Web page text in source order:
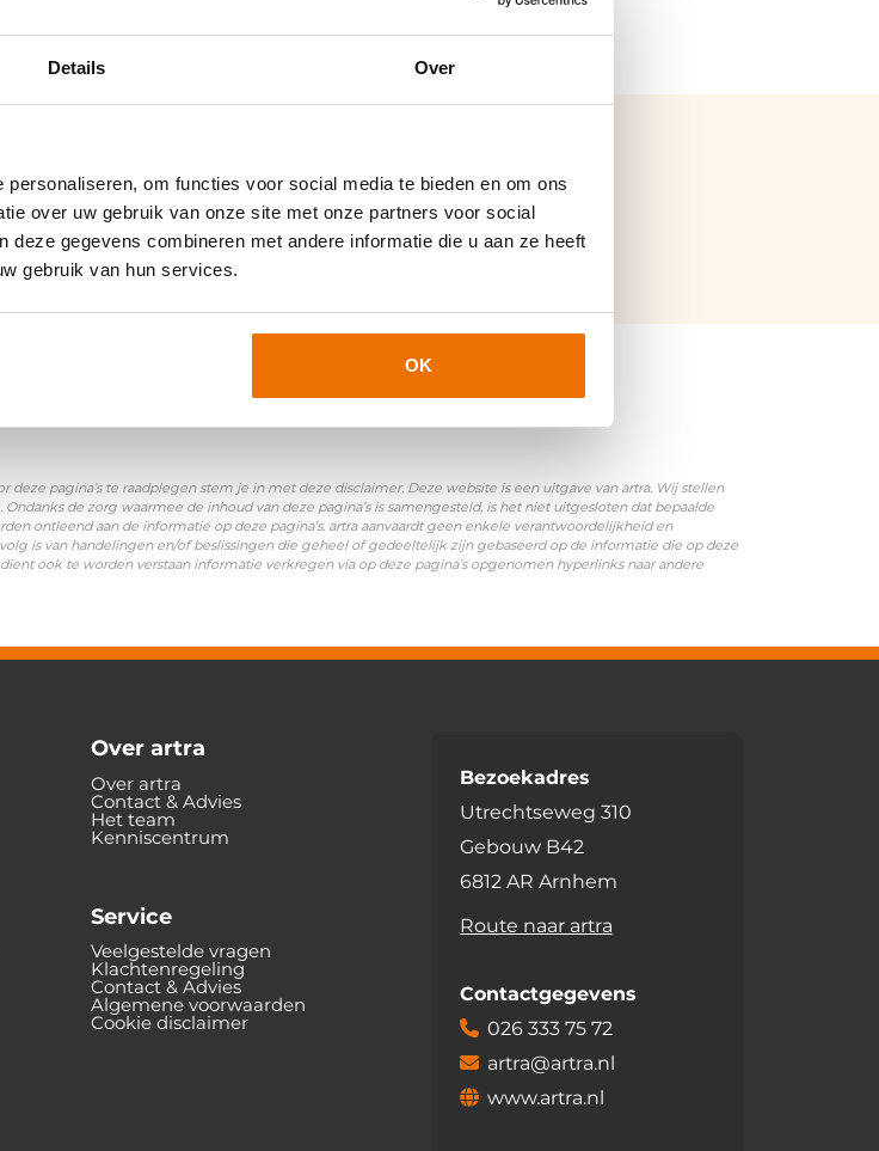
Details Over
om functies voor social media te bieden en om ons
over uw gebruik van onze site met onze partners voor social
gegevens combineren met andere informatie die u aan ze heeft
gebruik van hun services.
OK
pagina’s te raadplegen stem je in met deze disclaimer. Deze website is een uitgave van artra. Wij stellen
de zorg waarmee de inhoud van deze pagina’s is samengesteld, is het niet uitgesloten dat bepaalde
ontleend aan de informatie op deze pagina’s. artra aanvaardt geen enkele verantwoordelijkheid en
is van handelingen en/of beslissingen die geheel of gedeeltelijk zijn gebaseerd op de informatie die op deze
ook te worden verstaan informatie verkregen via op deze pagina’s opgenomen hyperlinks naar andere
Over artra
Over artra
Contact & Advies
Het team
Kenniscentrum
Service
Veelgestelde vragen
Klachtenregeling
Contact & Advies
Algemene voorwaarden
Cookie disclaimer
Bezoekadres
Utrechtseweg 310
Gebouw B42
6812 AR Arnhem
Route naar artra
Contactgegevens
026 333 75 72
artra@artra.nl
www.artra.nl